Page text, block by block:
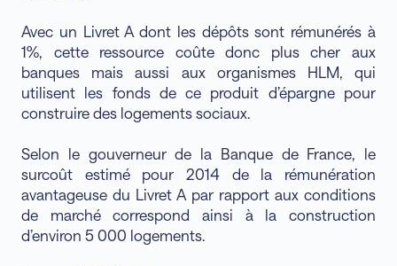
Avec un Livret A dont les dépôts sont rémunérés à
1%, cette ressource coûte donc plus cher aux
banques mais aussi aux organismes HLM, qui
utilisent les fonds de ce produit d’épargne pour
construire des logements sociaux.
Selon le gouverneur de la Banque de France, le
surcoût estimé pour 2014 de la rémunération
avantageuse du Livret A par rapport aux conditions
de marché correspond ainsi à la construction
d’environ 5 000 logements.